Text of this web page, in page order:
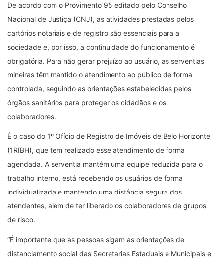
De acordo com o Provimento 95 editado pelo Conselho
Nacional de Justiça (CNJ), as atividades prestadas pelos
cartórios notariais e de registro são essenciais para a
sociedade e, por isso, a continuidade do funcionamento é
obrigatória. Para não gerar prejuízo ao usuário, as serventias
mineiras têm mantido o atendimento ao público de forma
controlada, seguindo as orientações estabelecidas pelos
órgãos sanitários para proteger os cidadãos e os
colaboradores.
É o caso do 1º Ofício de Registro de Imóveis de Belo Horizonte
(1RIBH), que tem realizado esse atendimento de forma
agendada. A serventia mantém uma equipe reduzida para o
trabalho interno, está recebendo os usuários de forma
individualizada e mantendo uma distância segura dos
atendentes, além de ter liberado os colaboradores de grupos
de risco.
“É importante que as pessoas sigam as orientações de
distanciamento social das Secretarias Estaduais e Municipais e